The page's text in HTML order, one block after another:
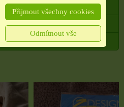
Přijmout všechny cookies
Odmítnout vše